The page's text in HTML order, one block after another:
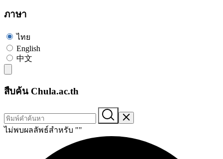
ภาษา
ไทย
English
中文
สืบค้น Chula.ac.th
ไม่พบผลลัพธ์สำหรับ ""